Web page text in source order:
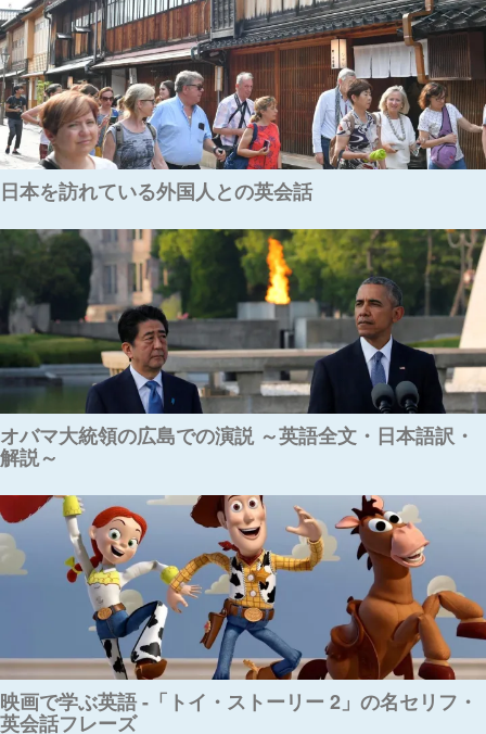
日本を訪れている外国人との英会話
オバマ大統領の広島での演説 ～英語全文・日本語訳・
解説～
映画で学ぶ英語 -「トイ・ストーリー 2」の名セリフ・
英会話フレーズ